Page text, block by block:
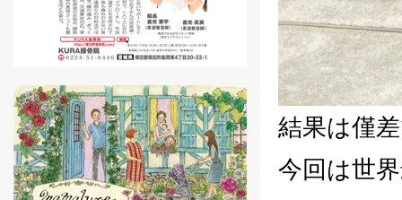
結果は僅
今回は世